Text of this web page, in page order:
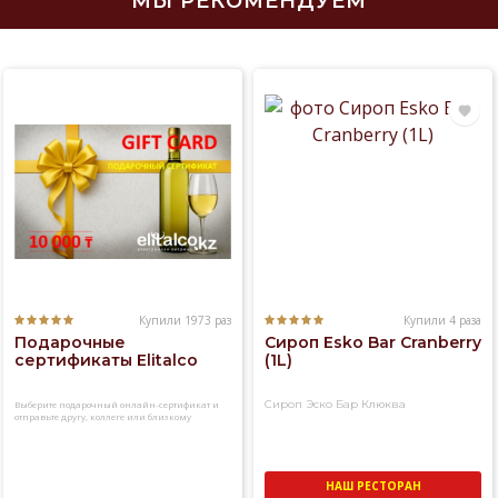
Купили 1973 раз
Подарочные
сертификаты Elitalco
Выберите подарочный онлайн-сертификат и
отправьте другу, коллеге или близкому
Купили 4 раза
Сироп Esko Bar Cranberry
(1L)
Сироп Эско Бар Клюква
НАШ РЕСТОРАН